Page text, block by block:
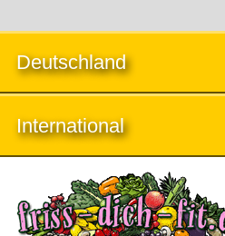
Deutschland
International